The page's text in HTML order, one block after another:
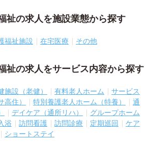
祉の求人を施設業態から探す
福祉施設 在宅医療 その他
祉の求人をサービス内容から探す
施設（老健） 有料老人ホーム
サービス
住）
特別養護老人ホーム（特養）
通
デイケア（通所リハ）
グループホーム
浴 訪問看護 訪問診療 定期巡回
ケア
ショートステイ